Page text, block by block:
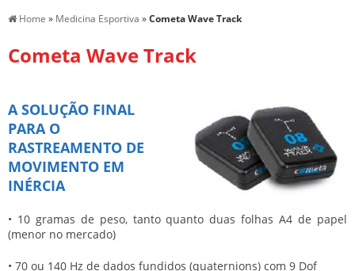
Home » Medicina Esportiva »Cometa Wave Track
Cometa Wave Track
A SOLUÇÃO FINAL
PARA O
RASTREAMENTO DE
MOVIMENTO EM
INÉRCIA
• 10 gramas de peso, tanto quanto duas folhas A4 de papel
(menor no mercado)
• 70 ou 140 Hz de dados fundidos (quaternions) com 9 Dof